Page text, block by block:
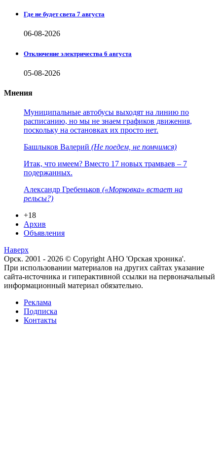
Где не будет света 7 августа
06-08-2026
Отключение электричества 6 августа
05-08-2026
Мнения
Муниципальные автобусы выходят на линию по
расписанию, но мы не знаем графиков движения,
поскольку на остановках их просто нет.
Башлыков Валерий (Не поедем, не помчимся)
Итак, что имеем? Вместо 17 новых трамваев – 7
подержанных.
Александр Гребеньков («Морковка» встает на
рельсы?)
+18
Архив
Объявления
Наверх
Орск. 2001 - 2026 © Copyright АНО 'Орская хроника'.
При использовании материалов на других сайтах указание
сайта-источника и гиперактивной ссылки на первоначальный
информационный материал обязательно.
Реклама
Подписка
Контакты